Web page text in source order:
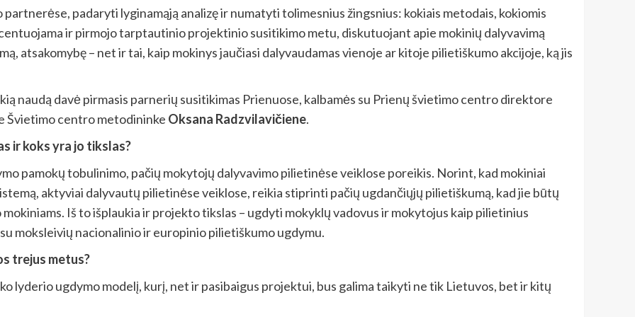
padaryti lyginamąją analizę ir numatyti tolimesnius žingsnius: kokiais metodais, kokiomis
ir pirmojo tarptautinio projektinio susitikimo metu, diskutuojant apie mokinių dalyvavimą
atsakomybę – net ir tai, kaip mokinys jaučiasi dalyvaudamas vienoje ar kitoje pilietiškumo akcijoje, ką jis
naudą davė pirmasis parnerių susitikimas Prienuose, kalbamės su Prienų švietimo centro direktore
centro metodininke Oksana Radzvilavičiene.
ir koks yra jo tikslas?
pamokų tobulinimo, pačių mokytojų dalyvavimo pilietinėse veiklose poreikis. Norint, kad mokiniai
aktyviai dalyvautų pilietinėse veiklose, reikia stiprinti pačių ugdančiųjų pilietiškumą, kad jie būtų
Iš to išplaukia ir projekto tikslas – ugdyti mokyklų vadovus ir mokytojus kaip pilietinius
moksleivių nacionalinio ir europinio pilietiškumo ugdymu.
trejus metus?
lyderio ugdymo modelį, kurį, net ir pasibaigus projektui, bus galima taikyti ne tik Lietuvos, bet ir kitų